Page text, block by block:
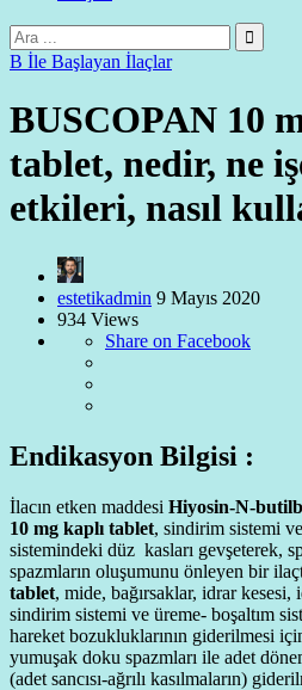
B İle Başlayan İlaçlar
BUSCOPAN 10
tablet, nedir, ne
etkileri, nasıl
estetikadmin 9 Mayıs 2020
934 Views
Share on Facebook
Endikasyon Bilgisi :
İlacın etken maddesi Hiyosin-N-
10 mg kaplı tablet, sindirim sistemi
sistemindeki düz kasları gevşeterek,
spazmların oluşumunu önleyen bir
tablet, mide, bağırsaklar, idrar kesesi,
sindirim sistemi ve üreme- boşaltım
hareket bozukluklarının giderilmesi
yumuşak doku spazmları ile adet
(adet sancısı-ağrılı kasılmaların)